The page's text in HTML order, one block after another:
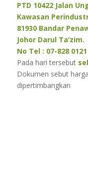
PTD 10422 Jalan
Kawasan
81930 Bandar
Johor Darul Ta’zim.
No Tel : 07-828 0121
Pada hari tersebut
Dokumen sebut
dipertimbangkan